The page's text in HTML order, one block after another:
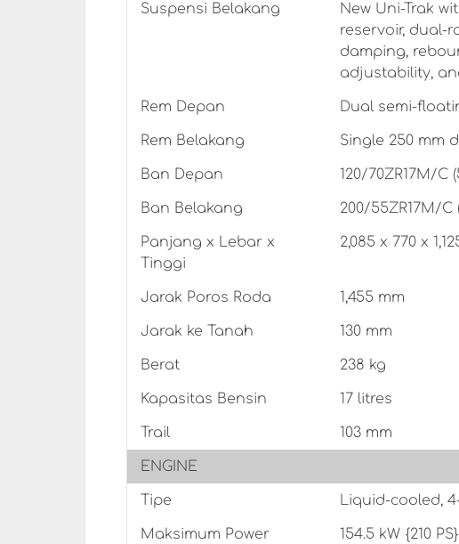
Suspensi Belakang
New Uni-Trak
reservoir, dual-
damping,
adjustability,
Rem Depan Dual semi-
Rem Belakang Single 250 mm
Ban Depan 120/70ZR17M/C
Ban Belakang 200/55ZR17M/C
Panjang x Lebar x
Tinggi
2,085 x 770 x
Jarak Poros Roda 1,455 mm
Jarak ke Tanah 130 mm
Berat 238 kg
Kapasitas Bensin 17 litres
Trail 103 mm
ENGINE
Tipe Liquid-cooled,
Maksimum Power 154.5 kW {210